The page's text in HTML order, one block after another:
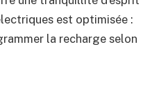
est optimisée :
la recharge selon